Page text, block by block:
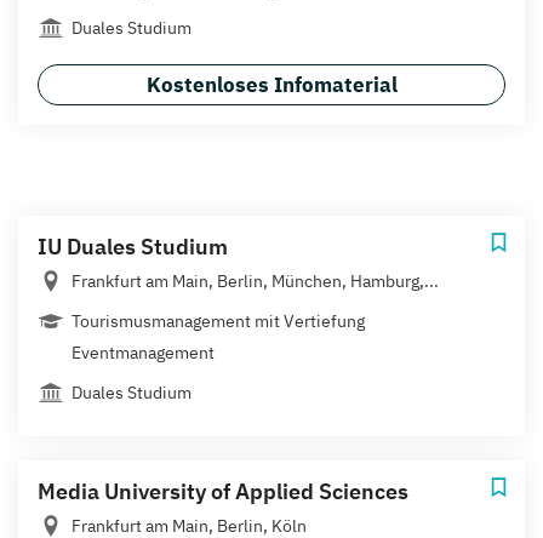
Duales Studium
Kostenloses Infomaterial
IU Duales Studium
Frankfurt am Main, Berlin, München, Hamburg,...
Tourismusmanagement mit Vertiefung
Eventmanagement
Duales Studium
Media University of Applied Sciences
Frankfurt am Main, Berlin, Köln